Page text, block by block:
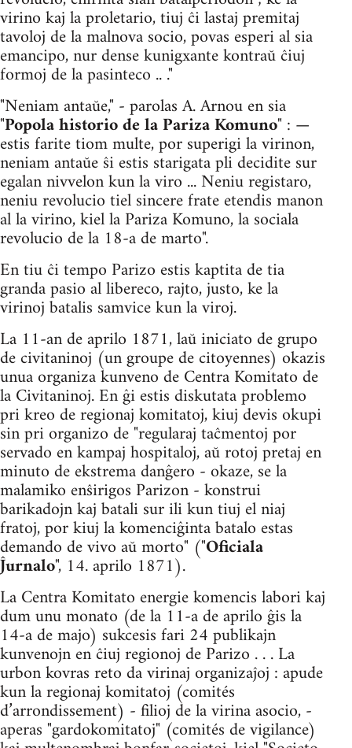
virino kaj la proletario, tiuj ĉi lastaj premitaj
tavoloj de la malnova socio, povas esperi al sia
emancipo, nur dense kunigxante kontraŭ ĉiuj
formoj de la pasinteco .. ."
"Neniam antaŭe," - parolas A. Arnou en sia
"Popola historio de la Pariza Komuno" : —
estis farite tiom multe, por superigi la virinon,
neniam antaŭe ŝi estis starigata pli decidite sur
egalan ni­vvelon kun la viro ... Neniu registaro,
neniu revolucio tiel sincere frate etendis manon
al la virino, kiel la Pariza Komuno, la sociala
revolucio de la 18-a de marto".
En tiu ĉi tempo Parizo estis kaptita de tia
granda pasio al liber­eco, rajto, justo, ke la
virinoj batalis samvice kun la viroj.
La 11-an de aprilo 1871, laŭ iniciato de grupo
de civitaninoj (un groupe de citoyennes) okazis
unua organiza kunveno de Centra Komitato de
la Civitaninoj. En ĝi estis diskutata problemo
pri kreo de regionaj komitatoj, kiuj devis okupi
sin pri organizo de "regularaj taĉmentoj por
servado en kampaj hospitaloj, aŭ rotoj pretaj en
mi­nuto de ekstrema danĝero - okaze, se la
malamiko enŝirigos Parizon - konstrui
barikadojn kaj batali sur ili kun tiuj el niaj
fratoj, por kiuj la komenciĝinta batalo estas
demando de vivo aŭ morto" ("Oficiala
Ĵurnalo", 14. aprilo 1871).
La Centra Komitato energie komencis labori kaj
dum unu mo­nato (de la 11-a de aprilo ĝis la
14-a de majo) sukcesis fari 24 publikajn
kunvenojn en ĉiuj regionoj de Parizo . . . La
urbon kovras reto da virinaj organizaĵoj : apude
kun la regionaj komitatoj (comités
d’arrondissement) - filioj de la virina asocio, -
aperas "gardo­komitatoj" (comités de vigilance)